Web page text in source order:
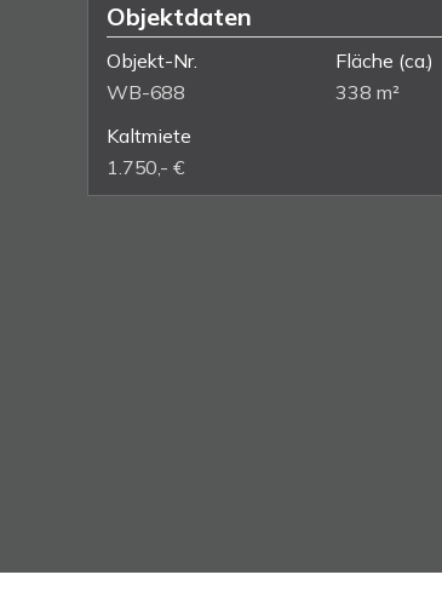
Objektdaten
Objekt-Nr.
WB-688
Fläche (ca.)
338 m²
Kaltmiete
1.750,- €